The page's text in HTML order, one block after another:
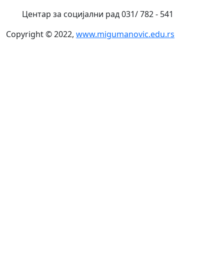
Центар за социјални рад 031/ 782 - 541
Copyright © 2022, www.migumanovic.edu.rs